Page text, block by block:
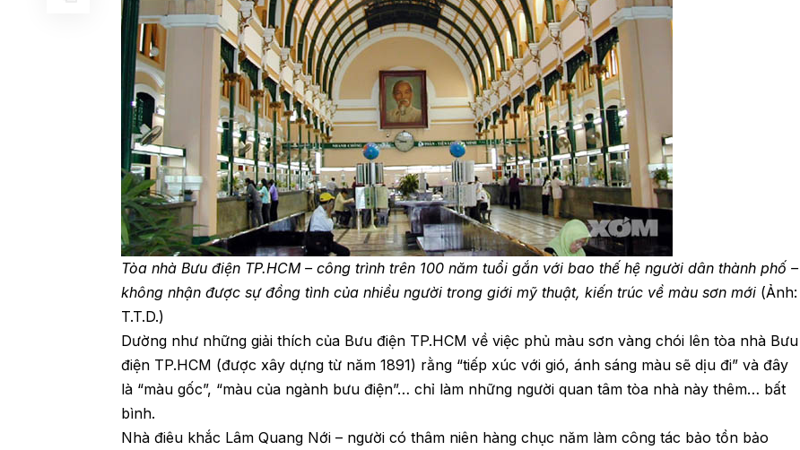
Tòa nhà Bưu điện TP.HCM – công trình trên 100 năm tuổi gắn với bao thế hệ người dân thành phố –
không nhận được sự đồng tình của nhiều người trong giới mỹ thuật, kiến trúc về màu sơn mới (Ảnh:
T.T.D.)
Dường như những giải thích của Bưu điện TP.HCM về việc phủ màu sơn vàng chói lên tòa nhà Bưu
điện TP.HCM (được xây dựng từ năm 1891) rằng “tiếp xúc với gió, ánh sáng màu sẽ dịu đi” và đây
là “màu gốc”, “màu của ngành bưu điện”… chỉ làm những người quan tâm tòa nhà này thêm… bất
bình.
Nhà điêu khắc Lâm Quang Nới – người có thâm niên hàng chục năm làm công tác bảo tồn bảo